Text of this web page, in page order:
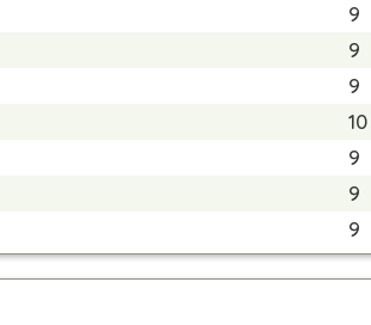
9
9
9
10
9
9
9